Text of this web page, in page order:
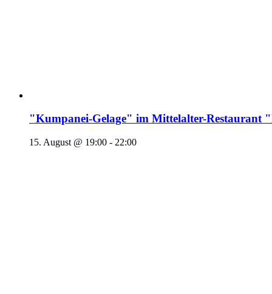
"Kumpanei-Gelage" im Mittelalter-
15. August @ 19:00 - 22:00